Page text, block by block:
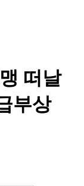
떠날
부상